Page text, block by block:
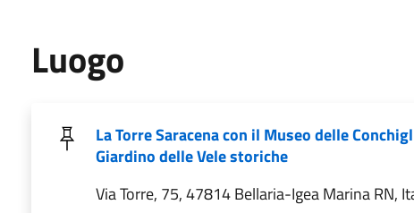
Luogo
La Torre Saracena con il Museo delle
Giardino delle Vele storiche
Via Torre, 75, 47814 Bellaria-Igea Marina RN,